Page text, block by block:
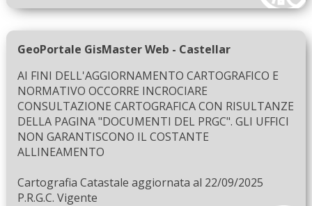
GeoPortale GisMaster Web - Castellar
AI FINI DELL'AGGIORNAMENTO CARTOGRAFICO E
NORMATIVO OCCORRE INCROCIARE
CONSULTAZIONE CARTOGRAFICA CON RISULTANZE
DELLA PAGINA "DOCUMENTI DEL PRGC". GLI UFFICI
NON GARANTISCONO IL COSTANTE
ALLINEAMENTO
Cartografia Catastale aggiornata al 22/09/2025
P.R.G.C. Vigente